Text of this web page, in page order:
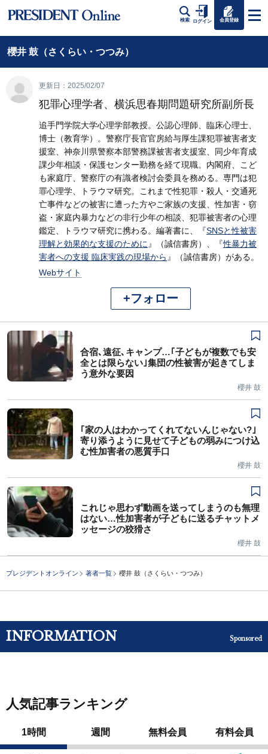
検索 ログイン 会員登録
櫻井 鼓（さくらい・つつみ）
更新日：2025/02/07
犯罪心理学者、横浜思春期問題研究所副所長
追手門学院大学心理学部教授。公認心理師、臨床心理士、
博士（教育学）。警察庁長官官房給与厚生課犯罪被害者支
援室、神奈川県警察本部警務課被害者支援室、同少年育成
課少年相談・保護センター勤務を経て現職。内閣府、こど
も家庭庁、警察庁の有識者検討会委員を務める。専門は犯
罪心理学、トラウマ研究。これまで性犯罪・殺人・交通死
亡事件などの被害に遭った方やご家族の支援、性加害・窃
盗・家庭内暴力などの非行少年の相談、犯罪被害者の心理
鑑定、トラウマ研究に携わる。編著書に、『SNSと性被害
理解と効果的な支援のために 』（誠信書房）、『性暴力被
害者への支援 臨床実践の現場から 』（誠信書房）がある。
Webサイト
+フォロー
合宿､遠征､キャンプ…｢子どもが複数でも安
全とは限らない｣集団の性被害が起きてしま
う意外な要因
櫻井 鼓
｢家の人はわかってくれてないんじゃない?｣
寄り添うように見せて子どもの弱みにつけ込
む性加害者の悪質手口
櫻井 鼓
これじゃ思わず動画を送ってしまうのも無理
はない…性加害者が子どもに送るチャットメ
ッセージの狡猾さ
櫻井 鼓
プレジデントオンライン 著者一覧 櫻井 鼓（さくらい・つつみ）
INFORMATION Sponsored
人気記事ランキング
1時間 週間 無料会員 有料会員